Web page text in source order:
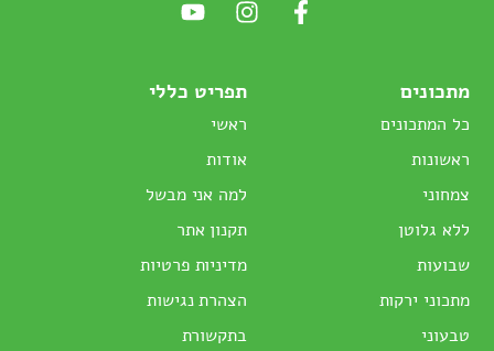
מתכונים
כל המתכונים
ראשונות
צמחוני
ללא גלוטן
שבועות
מתכוני ירקות
טבעוני
תפריט כללי
ראשי
אודות
למה אני מבשל
תקנון אתר
מדיניות פרטיות
הצהרת נגישות
בתקשורת